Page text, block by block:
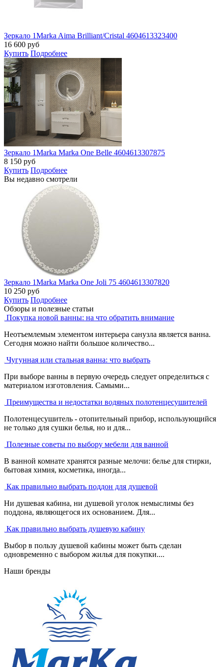
Зеркало 1Marka Aima Brilliant/Cristal 4604613323400
16 600 руб
Купить Подробнее
Зеркало 1Marka Marka One Belle 4604613307875
8 150 руб
Купить Подробнее
Вы недавно смотрели
Зеркало 1Marka Marka One Joli 75 4604613307820
10 250 руб
Купить Подробнее
Обзоры и полезные статьи
Покупка новой ванны: на что обратить внимание
Неотъемлемым элементом интерьера санузла является ванна.
Сегодня можно найти большое количество...
Чугунная или стальная ванна: что выбрать
При выборе ванны в первую очередь следует определиться с
материалом изготовления. Самыми...
Преимущества и недостатки водяных полотенцесушителей
Полотенцесушитель - отопительный прибор, использующийся
не только для сушки белья, но и для...
Полезные советы по выбору мебели для ванной
В ванной комнате хранятся разные мелочи: белье для стирки,
бытовая химия, косметика, иногда...
Как правильно выбрать поддон для душевой
Ни душевая кабина, ни душевой уголок немыслимы без
поддона, являющегося их основанием. Для...
Как правильно выбрать душевую кабину
Выбор в пользу душевой кабины может быть сделан
одновременно с выбором жилья для покупки....
Наши бренды